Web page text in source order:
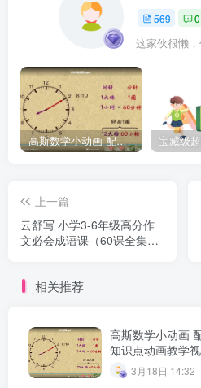
569 0
这家伙很懒
高斯数学小动画 配套小学1-6年级数学 课堂知识点动画教学视频MP4 百度网盘下载
上一篇
云舒写 小学3-6年级高分作
文必会成语课（60课全集加
相关推荐
高斯数学小动画
知识点动画教学
3月18日 14:32